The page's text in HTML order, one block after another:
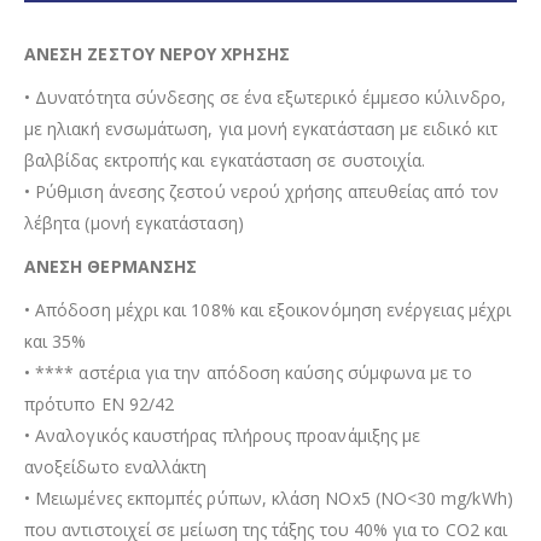
ΑΝΕΣΗ ΖΕΣΤΟΥ ΝΕΡΟΥ ΧΡΗΣΗΣ
• Δυνατότητα σύνδεσης σε ένα εξωτερικό έµµεσο κύλινδρο,
µε ηλιακή ενσωµάτωση, για µονή εγκατάσταση µε ειδικό κιτ
βαλβίδας εκτροπής και εγκατάσταση σε συστοιχία.
• Ρύθμιση άνεσης ζεστού νερού χρήσης απευθείας από τον
λέβητα (μονή εγκατάσταση)
ΑΝΕΣΗ ΘΕΡΜΑΝΣΗΣ
• Απόδοση µέχρι και 108% και εξοικονόµηση ενέργειας µέχρι
και 35%
• **** αστέρια για την απόδοση καύσης σύµφωνα µε το
πρότυπο EN 92/42
• Αναλογικός καυστήρας πλήρους προανάµιξης µε
ανοξείδωτο εναλλάκτη
• Μειωµένες εκποµπές ρύπων, κλάση NOx5 (NO<30 mg/kWh)
που αντιστοιχεί σε µείωση της τάξης του 40% για το CO2 και